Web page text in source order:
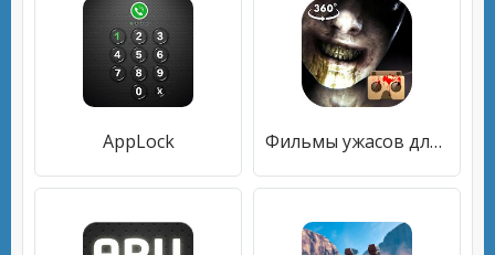
AppLock Фильмы ужасов для VR